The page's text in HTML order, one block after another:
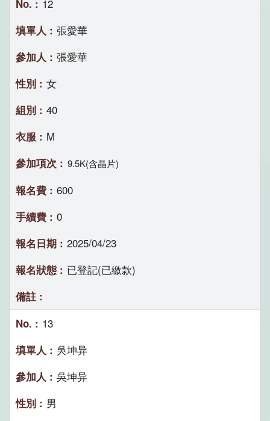
12
張愛華
張愛華
女
40
M
9.5K(含晶片)
600
0
2025/04/23
已登記(已繳款)
13
吳坤异
吳坤异
男